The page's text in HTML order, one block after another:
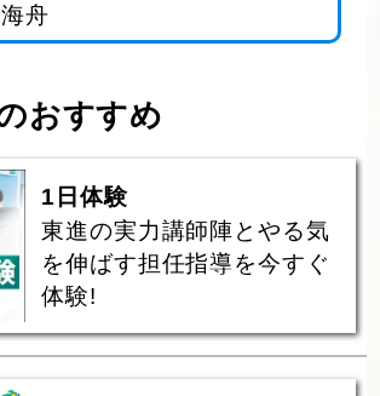
舟
おすすめ
1日体験
東進の実力講師陣とやる気
を伸ばす担任指導を今すぐ
体験!